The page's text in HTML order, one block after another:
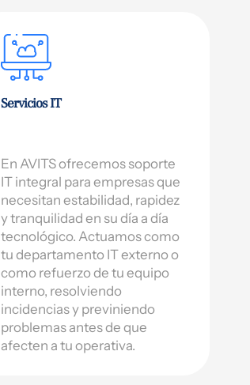
Servicios IT
En AVITS ofrecemos soporte
IT integral para empresas que
necesitan estabilidad, rapidez
y tranquilidad en su día a día
tecnológico. Actuamos como
tu departamento IT externo o
como refuerzo de tu equipo
interno, resolviendo
incidencias y previniendo
problemas antes de que
afecten a tu operativa.